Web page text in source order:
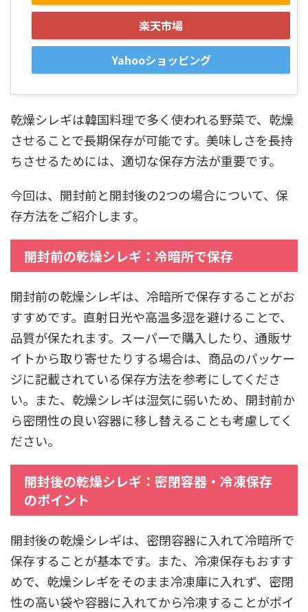
楽天市場
Yahooショッピング
乾燥シレギは韓国料理で多く使われる野菜で、乾燥
させることで長期保存が可能です。美味しさを長持
ちさせるためには、適切な保存方法が重要です。
今回は、開封前と開封後の2つの場合について、保
存方法をご紹介します。
開封前の乾燥シレギ：冷暗所で保存
開封前の乾燥シレギは、冷暗所で保存することがお
すすめです。直射日光や高温多湿を避けることで、
品質が保たれます。スーパーで購入したり、通販サ
イトから取り寄せたりする場合は、商品のパッケー
ジに記載されている保存方法を参考にしてくださ
い。また、乾燥シレギは湿気に弱いため、開封前か
ら密閉性の良い容器に移し替えることも考慮してく
ださい。
開封後の乾燥シレギ：密閉容器・冷凍保存
のポイント
開封後の乾燥シレギは、密閉容器に入れて冷暗所で
保存することが基本です。また、冷凍保存もおすす
めで、乾燥シレギをそのまま冷凍庫に入れず、密閉
性の高い袋や容器に入れてから冷凍することがポイ